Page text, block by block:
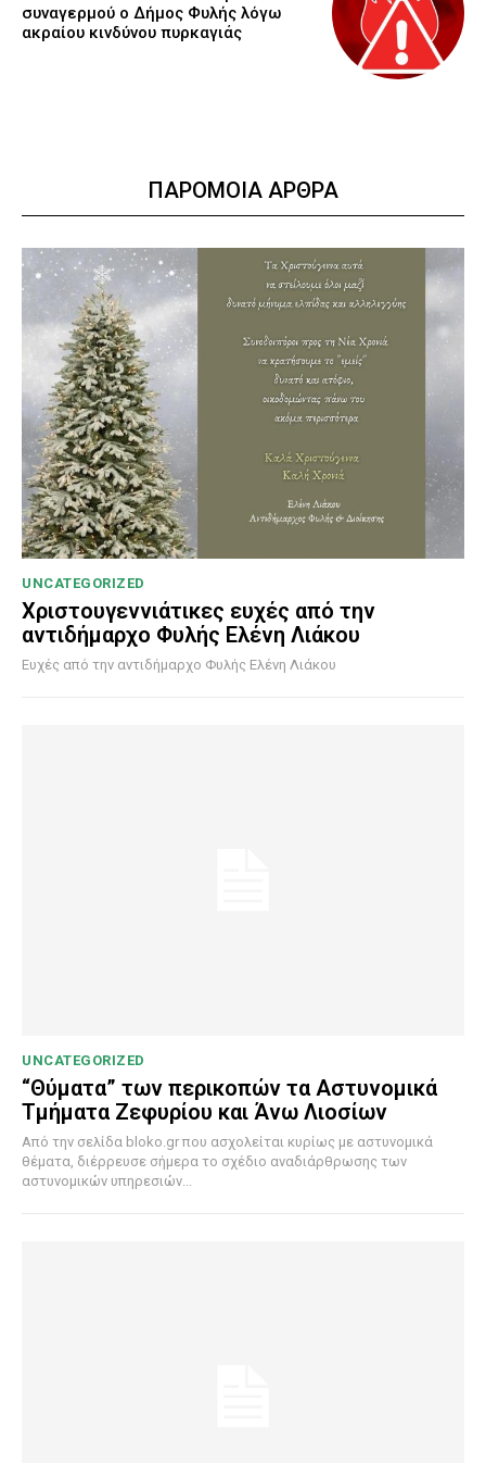
συναγερμού ο Δήμος Φυλής λόγω
ακραίου κινδύνου πυρκαγιάς
ΠΑΡΟΜΟΙΑ ΑΡΘΡΑ
UNCATEGORIZED
Χριστουγεννιάτικες ευχές από την
αντιδήμαρχο Φυλής Ελένη Λιάκου
UNCATEGORIZED
“Θύματα” των περικοπών τα Αστυνομικά
Τμήματα Ζεφυρίου και Άνω Λιοσίων
Από την σελίδα bloko.gr που ασχολείται κυρίως με αστυνομικά
θέματα, διέρρευσε σήμερα το σχέδιο αναδιάρθρωσης των
αστυνομικών υπηρεσιών...